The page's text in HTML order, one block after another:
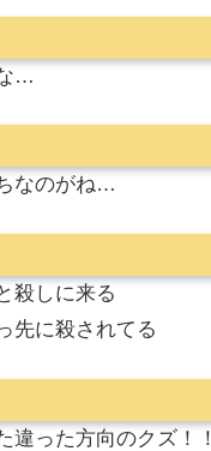
…
なのがね…
殺しに来る
先に殺されてる
違った方向のクズ！！